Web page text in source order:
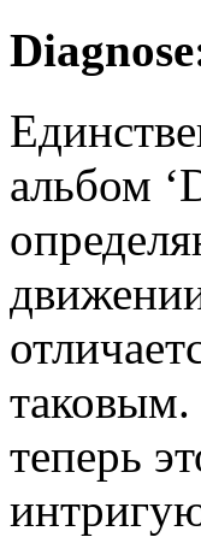
альбом
таковым.
теперь